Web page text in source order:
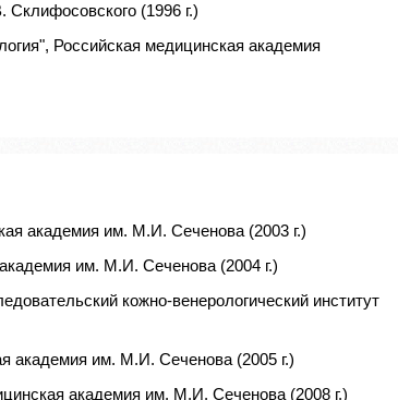
(1996 г.)
Российская медицинская академия
академия им. М.И. Сеченова (2003 г.)
им. М.И. Сеченова (2004 г.)
кожно-венерологический институт
академия им. М.И. Сеченова (2005 г.)
академия им. М.И. Сеченова (2008 г.)